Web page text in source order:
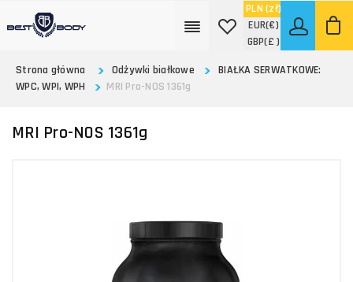
PLN (zł)
EUR(€)
GBP(£ )
Strona główna
Odżywki białkowe
BIAŁKA SERWATKOWE:
WPC, WPI, WPH
MRI Pro-NOS 1361g
MRI Pro-NOS 1361g